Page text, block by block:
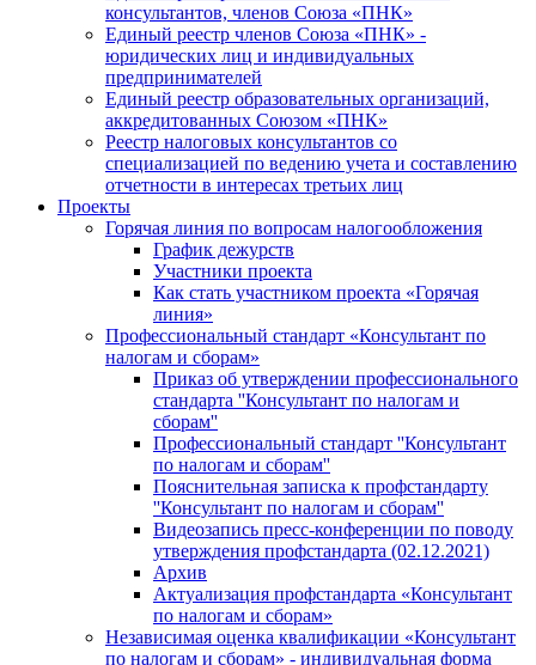
консультантов, членов Союза «ПНК»
Единый реестр членов Союза «ПНК» -
юридических лиц и индивидуальных
предпринимателей
Единый реестр образовательных организаций,
аккредитованных Союзом «ПНК»
Реестр налоговых консультантов со
специализацией по ведению учета и составлению
отчетности в интересах третьих лиц
Проекты
Горячая линия по вопросам налогообложения
График дежурств
Участники проекта
Как стать участником проекта «Горячая
линия»
Профессиональный стандарт «Консультант по
налогам и сборам»
Приказ об утверждении профессионального
стандарта ''Консультант по налогам и
сборам''
Профессиональный стандарт ''Консультант
по налогам и сборам''
Пояснительная записка к профстандарту
''Консультант по налогам и сборам''
Видеозапись пресс-конференции по поводу
утверждения профстандарта (02.12.2021)
Архив
Актуализация профстандарта «Консультант
по налогам и сборам»
Независимая оценка квалификации «Консультант
по налогам и сборам» - индивидуальная форма